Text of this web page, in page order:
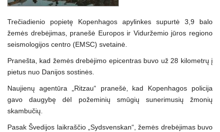
Trečiadienio popietę Kopenhagos apylinkes supurtė 3,9 balo
žemės drebėjimas, pranešė Europos ir Viduržemio jūros regiono
seismologijos centro (EMSC) svetainė.
Pranešta, kad žemės drebėjimo epicentras buvo už 28 kilometrų į
pietus nuo Danijos sostinės.
Naujienų agentūra „Ritzau“ pranešė, kad Kopenhagos policija
gavo daugybę dėl požeminių smūgių sunerimusių žmonių
skambučių.
Pasak Švedijos laikraščio „Sydsvenskan“, žemės drebėjimas buvo